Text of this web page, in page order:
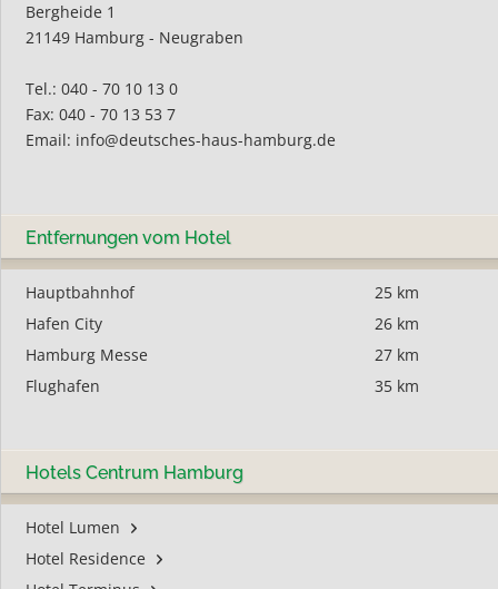
Bergheide 1
21149 Hamburg - Neugraben
Tel.: 040 - 70 10 13 0
Fax: 040 - 70 13 53 7
Email: info@deutsches-haus-hamburg.de
Entfernungen vom Hotel
Hauptbahnhof
25 km
Hafen City
26 km
Hamburg Messe
27 km
Flughafen
35 km
Hotels Centrum Hamburg
Hotel Lumen
Hotel Residence